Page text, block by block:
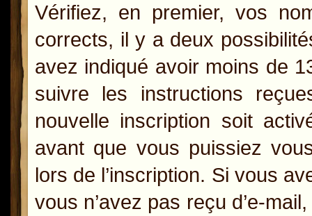
Vérifiez, en premier, vos
corrects, il y a deux
avez indiqué avoir moins de
suivre les instructions
nouvelle inscription soit
avant que vous puissiez
lors de l’inscription. Si vous
vous n’avez pas reçu d’e-